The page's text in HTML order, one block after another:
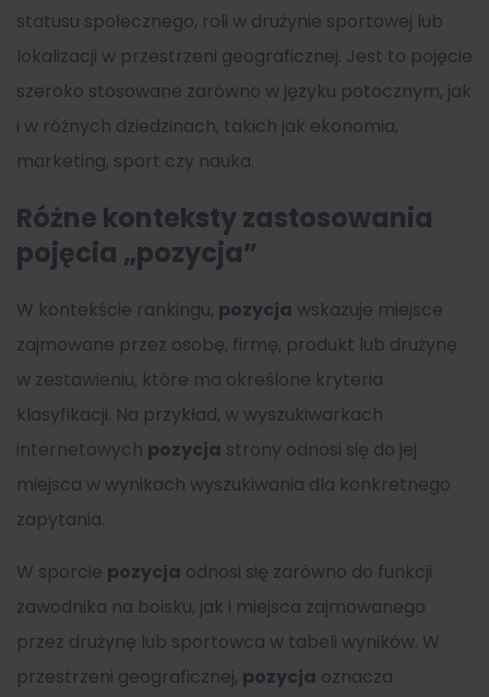
statusu społecznego, roli w drużynie sportowej lub
lokalizacji w przestrzeni geograficznej. Jest to pojęcie
szeroko stosowane zarówno w języku potocznym, jak
i w różnych dziedzinach, takich jak ekonomia,
marketing, sport czy nauka.
Różne konteksty zastosowania
pojęcia „pozycja”
W kontekście rankingu, pozycja wskazuje miejsce
zajmowane przez osobę, firmę, produkt lub drużynę
w zestawieniu, które ma określone kryteria
klasyfikacji. Na przykład, w wyszukiwarkach
internetowych pozycja strony odnosi się do jej
miejsca w wynikach wyszukiwania dla konkretnego
zapytania.
W sporcie pozycja odnosi się zarówno do funkcji
zawodnika na boisku, jak i miejsca zajmowanego
przez drużynę lub sportowca w tabeli wyników. W
przestrzeni geograficznej, pozycja oznacza